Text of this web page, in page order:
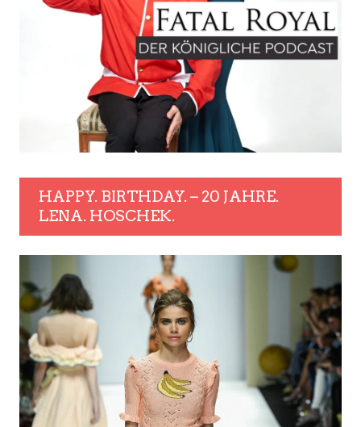
HAPPY. BIRTHDAY. – 20 JAHRE.
LENA. HOSCHEK.